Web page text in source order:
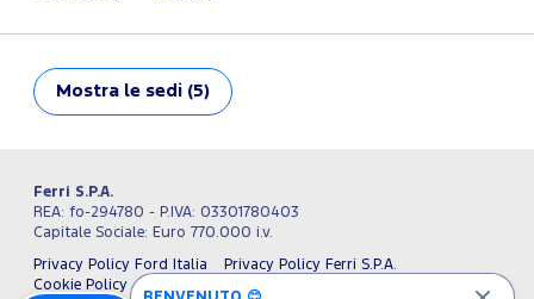
Mostra le sedi (5)
Ferri S.P.A.
REA: fo-294780 - P.IVA: 03301780403
Capitale Sociale: Euro 770.000 i.v.
Privacy Policy Ford Italia
Privacy Policy Ferri S.P.A.
Cookie Policy